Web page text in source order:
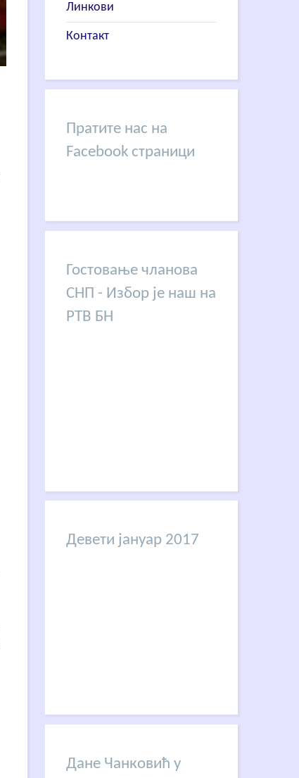
Линкови
Контакт
Пратите нас на
Facebook страници
Гостовање чланова
СНП - Избор је наш на
РТВ БН
Девети јануар 2017
Дане Чанковић у